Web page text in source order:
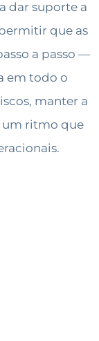
dar suporte a
que as
a passo —
em todo o
manter a
um ritmo que